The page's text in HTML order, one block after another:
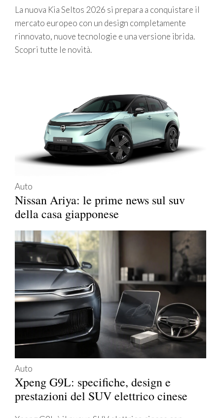
La nuova Kia Seltos 2026 si prepara a conquistare il
mercato europeo con un design completamente
rinnovato, nuove tecnologie e una versione ibrida.
Scopri tutte le novità.
Auto
Nissan Ariya: le prime news sul suv
della casa giapponese
Auto
Xpeng G9L: specifiche, design e
prestazioni del SUV elettrico cinese